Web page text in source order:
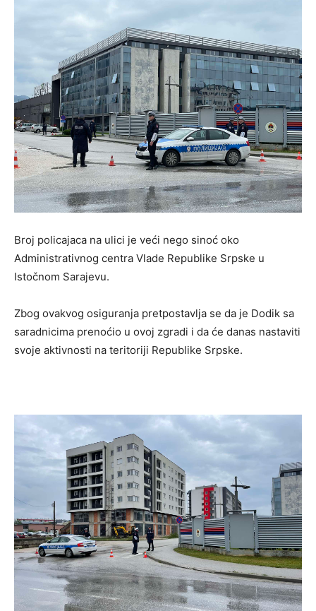
Broj policajaca na ulici je veći nego sinoć oko
Administrativnog centra Vlade Republike Srpske u
Istočnom Sarajevu.
Zbog ovakvog osiguranja pretpostavlja se da je Dodik sa
saradnicima prenoćio u ovoj zgradi i da će danas nastaviti
svoje aktivnosti na teritoriji Republike Srpske.